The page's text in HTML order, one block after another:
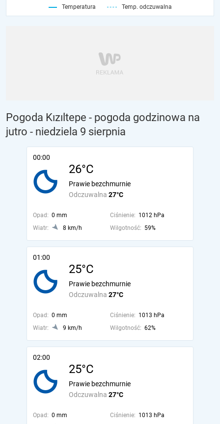
Temperatura Temp. odczuwalna
Pogoda Kızıltepe - pogoda godzinowa na
jutro - niedziela 9 sierpnia
00:00
26°C
Odczuwalna 27°C
Prawie bezchmurnie
Opad: 0 mm Ciśnienie: 1012 hPa
Wiatr:
8 km/h Wilgotność: 59%
01:00
25°C
Odczuwalna 27°C
Prawie bezchmurnie
Opad: 0 mm Ciśnienie: 1013 hPa
Wiatr:
9 km/h Wilgotność: 62%
02:00
25°C
Odczuwalna 27°C
Prawie bezchmurnie
Opad: 0 mm Ciśnienie: 1013 hPa